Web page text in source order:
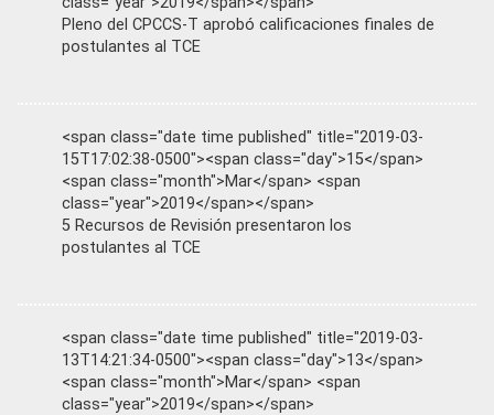
Pleno del CPCCS-T aprobó calificaciones finales de
postulantes al TCE
<span class="date time published" title="2019-03-
15T17:02:38-0500"><span class="day">15</span>
<span class="month">Mar</span> <span
class="year">2019</span></span>
5 Recursos de Revisión presentaron los
postulantes al TCE
<span class="date time published" title="2019-03-
13T14:21:34-0500"><span class="day">13</span>
<span class="month">Mar</span> <span
class="year">2019</span></span>